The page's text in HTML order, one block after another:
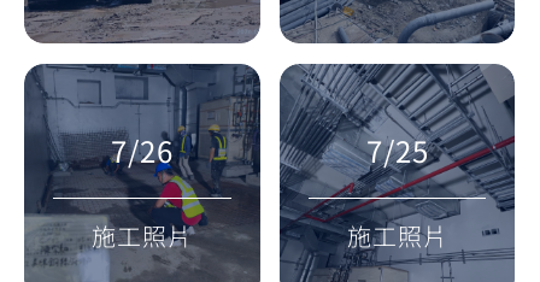
7/26
施工照片
7/25
施工照片